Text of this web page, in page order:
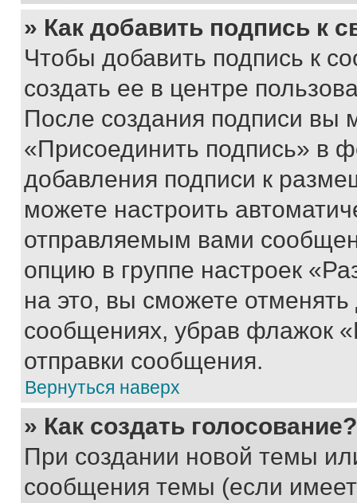
» Как добавить подпись к
Чтобы добавить подпись к
создать ее в центре
После создания подписи вы
«Присоединить подпись» в
добавления подписи к
можете настроить
отправляемым вами
опцию в группе настроек
на это, вы сможете
сообщениях, убрав флажок
отправки сообщения.
Вернуться наверх
» Как создать голосование?
При создании новой темы
сообщения темы (если